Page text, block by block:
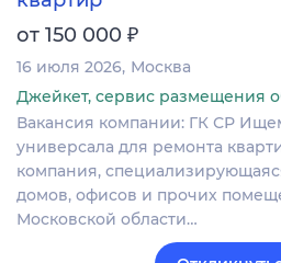
от 150 000 ₽
16 июля 2026 Москва
Джейкет, сервис размещения
Вакансия компании: ГК СР
универсала для ремонта
компания,
домов, офисов и прочих
Московской области…